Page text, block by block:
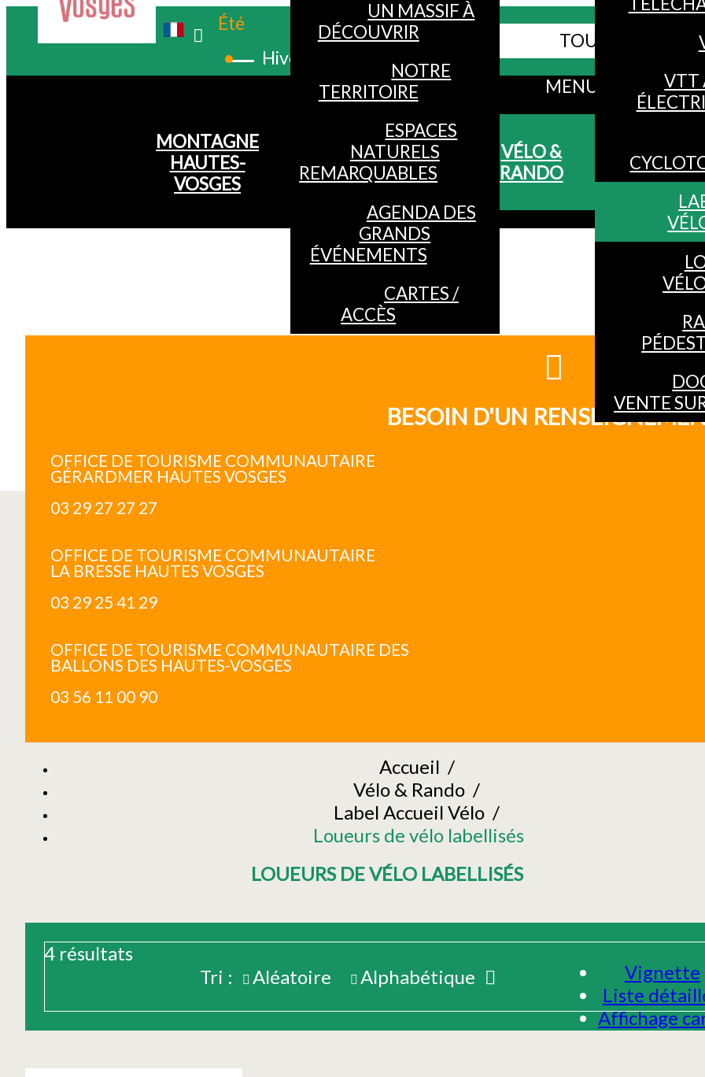
Été
Hiver
Webcams TOUS LES SITES
MENU
MONTAGNE
HAUTES-
VOSGES
UN MASSIF À
DÉCOUVRIR
NOTRE
TERRITOIRE
ESPACES
NATURELS
REMARQUABLES
AGENDA DES
GRANDS
ÉVÉNEMENTS
CARTES /
ACCÈS
VÉLO &
RANDO
VTT
VENTE
BESOIN D'UN
OFFICE DE TOURISME COMMUNAUTAIRE
GÉRARDMER HAUTES VOSGES
03 29 27 27 27
OFFICE DE TOURISME COMMUNAUTAIRE
LA BRESSE HAUTES VOSGES
03 29 25 41 29
OFFICE DE TOURISME COMMUNAUTAIRE DES
BALLONS DES HAUTES-VOSGES
03 56 11 00 90
Accueil /
Vélo & Rando /
Label Accueil Vélo /
Loueurs de vélo labellisés
LOUEURS DE VÉLO LABELLISÉS
Vignette
Liste
Affichage
4 résultats
Tri :
Aléatoire Alphabétique